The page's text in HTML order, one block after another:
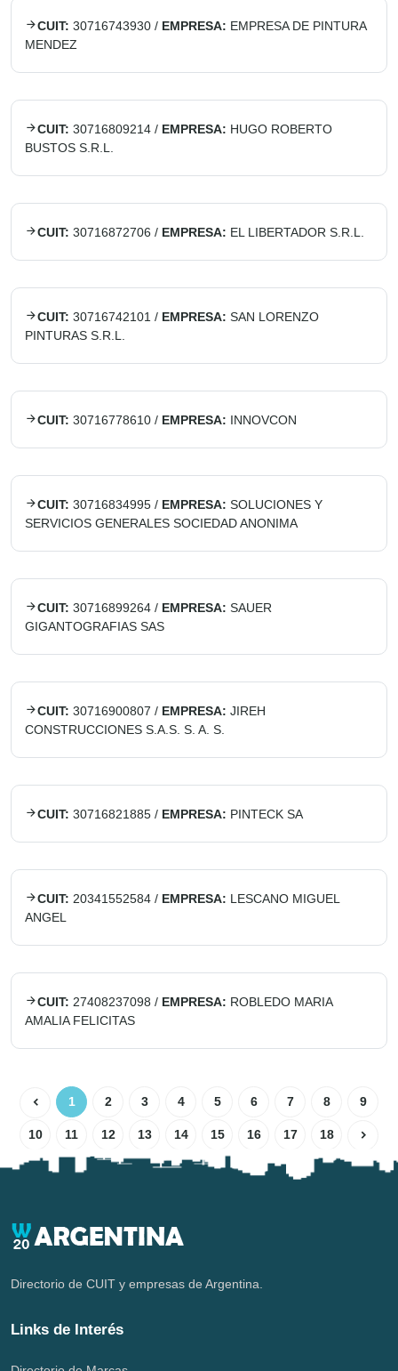
CUIT: 30716743930 / EMPRESA: EMPRESA DE PINTURA
MENDEZ
CUIT: 30716809214 / EMPRESA: HUGO ROBERTO
BUSTOS S.R.L.
CUIT: 30716872706 / EMPRESA: EL LIBERTADOR S.R.L.
CUIT: 30716742101 / EMPRESA: SAN LORENZO
PINTURAS S.R.L.
CUIT: 30716778610 / EMPRESA: INNOVCON
CUIT: 30716834995 / EMPRESA: SOLUCIONES Y
SERVICIOS GENERALES SOCIEDAD ANONIMA
CUIT: 30716899264 / EMPRESA: SAUER
GIGANTOGRAFIAS SAS
CUIT: 30716900807 / EMPRESA: JIREH
CONSTRUCCIONES S.A.S. S. A. S.
CUIT: 30716821885 / EMPRESA: PINTECK SA
CUIT: 20341552584 / EMPRESA: LESCANO MIGUEL
ANGEL
CUIT: 27408237098 / EMPRESA: ROBLEDO MARIA
AMALIA FELICITAS
1 2 3 4 5 6 7 8 9
10 11 12 13 14 15 16 17 18
Directorio de CUIT y empresas de Argentina.
Links de Interés